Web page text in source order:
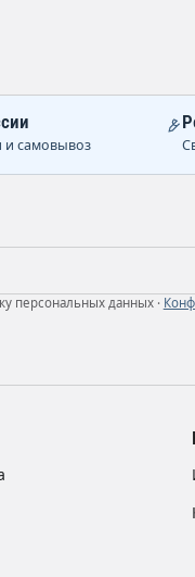
и самовывоз
персональных данных ·